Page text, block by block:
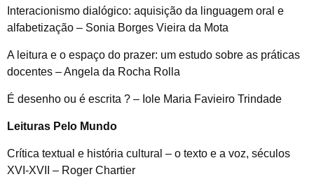
Interacionismo dialógico: aquisição da linguagem oral e
alfabetização – Sonia Borges Vieira da Mota
A leitura e o espaço do prazer: um estudo sobre as práticas
docentes – Angela da Rocha Rolla
É desenho ou é escrita ? – Iole Maria Favieiro Trindade
Leituras Pelo Mundo
Crítica textual e história cultural – o texto e a voz, séculos
XVI-XVII – Roger Chartier